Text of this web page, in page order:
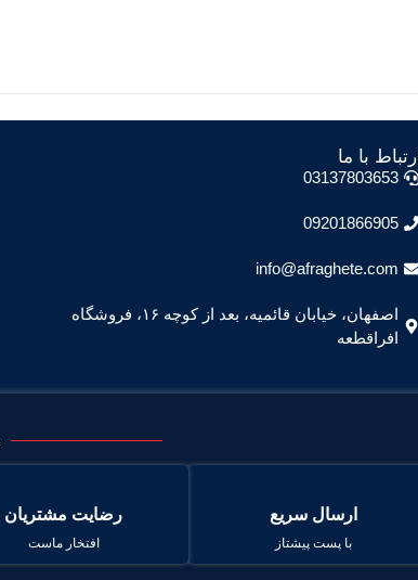
ارتباط با ما
03137803653
09201866905
info@afraghete.com
اصفهان، خیابان قائمیه، بعد از کوچه ۱۶، فروشگاه
افراقطعه
ارسال سریع
با پست پیشتاز
رضایت مشتریان
افتخار ماست